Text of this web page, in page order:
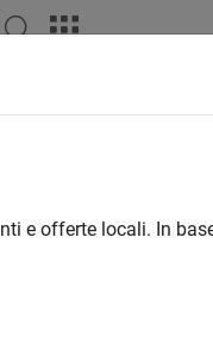
e offerte locali. In